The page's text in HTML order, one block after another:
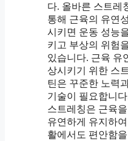
다. 올바른 스트레
통해 근육의 유연
시키면 운동 성능
키고 부상의 위험
있습니다. 근육 유
상시키기 위한 스
틴은 꾸준한 노력
기술이 필요합니
스트레칭은 근육
유연하게 유지하
활에서도 편안함을